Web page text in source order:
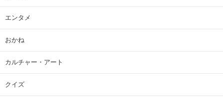
エンタメ
おかね
カルチャー・アート
クイズ